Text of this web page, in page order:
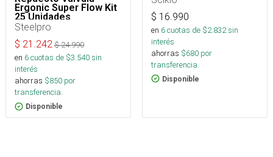
Ergonic Super Flow Kit
25 Unidades
Steelpro
$ 21.242 $24.990
en 6cuotas de $3.540sin
interés
ahorras $850 por
transferencia.
Disponible
$ 16.990
en 6cuotas de $2.832sin
interés
ahorras $680 por
transferencia.
Disponible